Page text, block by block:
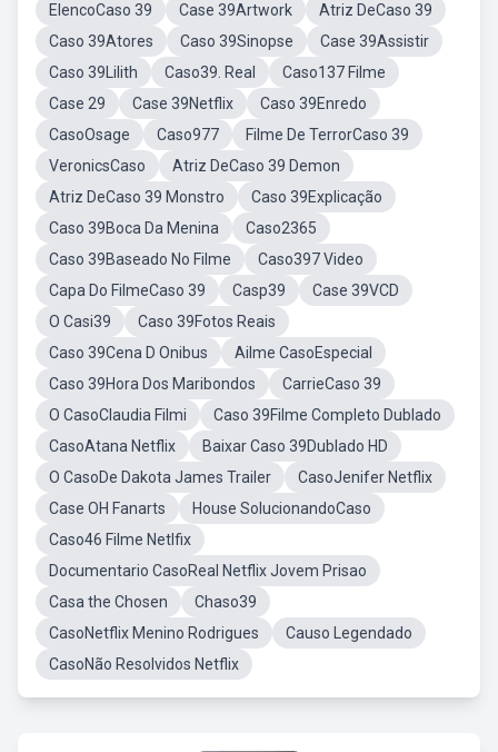
ElencoCaso 39
Case 39Artwork
Atriz DeCaso 39
Caso 39Atores
Caso 39Sinopse
Case 39Assistir
Caso 39Lilith
Caso39. Real
Caso137 Filme
Case 29
Case 39Netflix
Caso 39Enredo
CasoOsage
Caso977
Filme De TerrorCaso 39
VeronicsCaso
Atriz DeCaso 39 Demon
Atriz DeCaso 39 Monstro
Caso 39Explicação
Caso 39Boca Da Menina
Caso2365
Caso 39Baseado No Filme
Caso397 Video
Capa Do FilmeCaso 39
Casp39
Case 39VCD
O Casi39
Caso 39Fotos Reais
Caso 39Cena D Onibus
Ailme CasoEspecial
Caso 39Hora Dos Maribondos
CarrieCaso 39
O CasoClaudia Filmi
Caso 39Filme Completo Dublado
CasoAtana Netflix
Baixar Caso 39Dublado HD
O CasoDe Dakota James Trailer
CasoJenifer Netflix
Case OH Fanarts
House SolucionandoCaso
Caso46 Filme Netlfix
Documentario CasoReal Netflix Jovem Prisao
Casa the Chosen
Chaso39
CasoNetflix Menino Rodrigues
Causo Legendado
CasoNão Resolvidos Netflix